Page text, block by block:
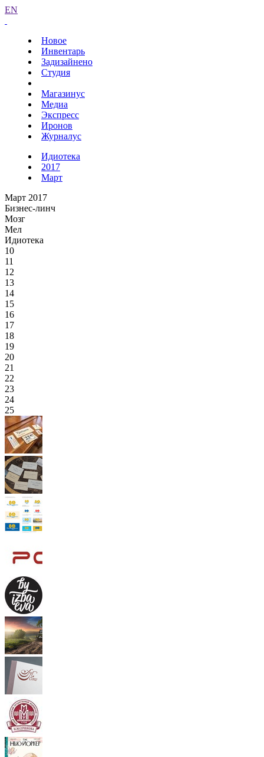
EN
Новое
Инвентарь
Задизайнено
Студия
Магазинус
Медиа
Экспресс
Иронов
Журналус
Идиотека
2017
Март
Март 2017
Бизнес-линч
Мозг
Мел
Идиотека
10
11
12
13
14
15
16
17
18
19
20
21
22
23
24
25